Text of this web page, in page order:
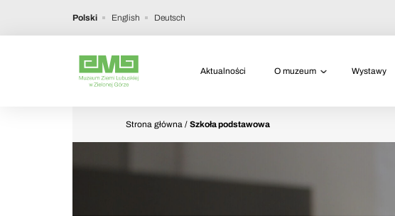
Polski English Deutsch
Aktualności O muzeum Wystawy
Strona główna / Szkoła podstawowa